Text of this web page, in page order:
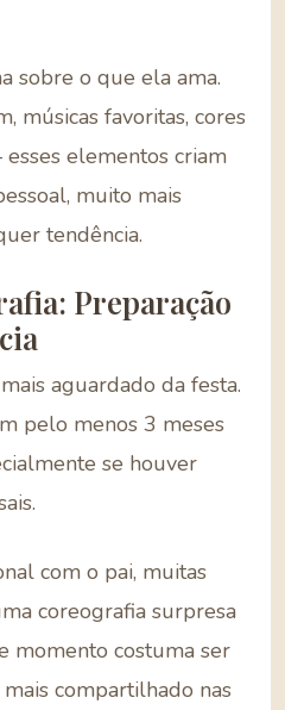
sobre o que ela ama.
músicas favoritas, cores
elementos criam
muito mais
tendência.
Preparação
aguardado da festa.
pelo menos 3 meses
se houver
com o pai, muitas
coreografia surpresa
momento costuma ser
compartilhado nas